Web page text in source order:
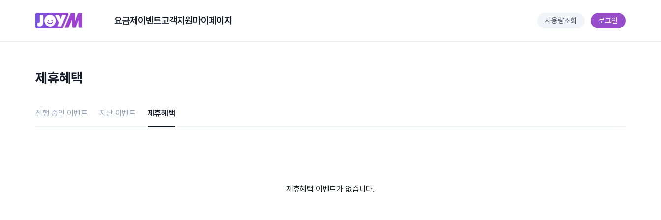
요금제 이벤트고객지원마이페이지 사용량조회 로그인
제휴혜택
진행 중인 이벤트 지난 이벤트 제휴혜택
제휴혜택 이벤트가 없습니다.